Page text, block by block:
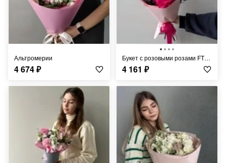
Альтромерии
4 674₽
Букет с розовыми розами FT1212
4 161 ₽